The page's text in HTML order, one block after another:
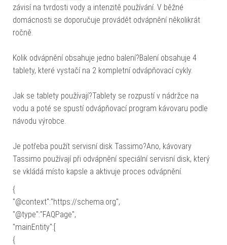
závisí na tvrdosti vody a intenzitě používání. V běžné
domácnosti se doporučuje provádět odvápnění několikrát
ročně.
Kolik odvápnění obsahuje jedno balení?Balení obsahuje 4
tablety, které vystačí na 2 kompletní odvápňovací cykly.
Jak se tablety používají?Tablety se rozpustí v nádržce na
vodu a poté se spustí odvápňovací program kávovaru podle
návodu výrobce.
Je potřeba použít servisní disk Tassimo?Ano, kávovary
Tassimo používají při odvápnění speciální servisní disk, který
se vkládá místo kapsle a aktivuje proces odvápnění.
{
"@context":"https://schema.org",
"@type":"FAQPage",
"mainEntity":[
{